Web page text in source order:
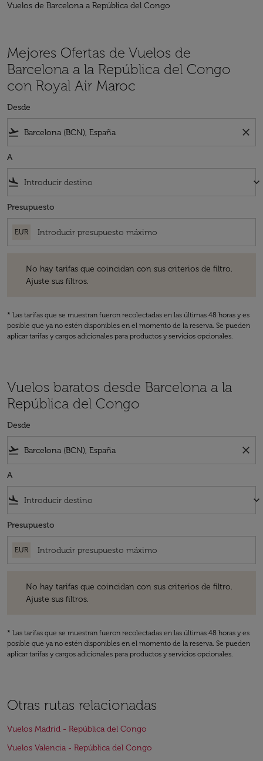
Vuelos de Barcelona a República del Congo
Mejores Ofertas de Vuelos de
Barcelona a la República del Congo
con Royal Air Maroc
Desde
flight_takeoff close
A
flight_land keyboard_arrow_down
Presupuesto
EUR
No hay tarifas que coincidan con sus criterios de filtro.
Ajuste sus filtros.
* Las tarifas que se muestran fueron recolectadas en las últimas 48 horas y es
posible que ya no estén disponibles en el momento de la reserva. Se pueden
aplicar tarifas y cargos adicionales para productos y servicios opcionales.
Vuelos baratos desde Barcelona a la
República del Congo
Desde
flight_takeoff close
A
flight_land keyboard_arrow_down
Presupuesto
EUR
No hay tarifas que coincidan con sus criterios de filtro.
Ajuste sus filtros.
* Las tarifas que se muestran fueron recolectadas en las últimas 48 horas y es
posible que ya no estén disponibles en el momento de la reserva. Se pueden
aplicar tarifas y cargos adicionales para productos y servicios opcionales.
Otras rutas relacionadas
Vuelos Madrid - República del Congo
Vuelos Valencia - República del Congo